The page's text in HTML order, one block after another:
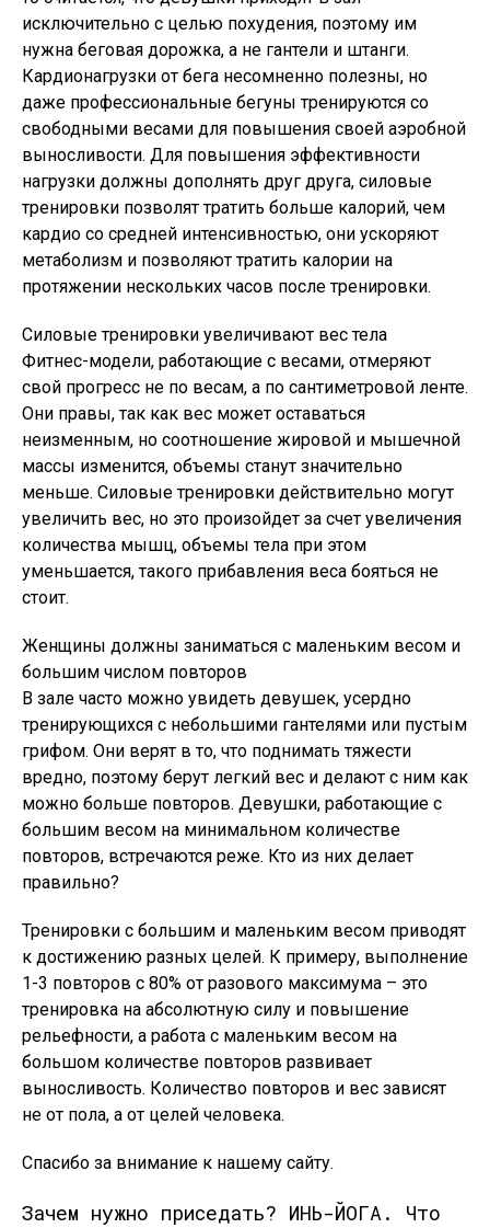
исключительно с целью похудения, поэтому им
нужна беговая дорожка, а не гантели и штанги.
Кардионагрузки от бега несомненно полезны, но
даже профессиональные бегуны тренируются со
свободными весами для повышения своей аэробной
выносливости. Для повышения эффективности
нагрузки должны дополнять друг друга, силовые
тренировки позволят тратить больше калорий, чем
кардио со средней интенсивностью, они ускоряют
метаболизм и позволяют тратить калории на
протяжении нескольких часов после тренировки.
Силовые тренировки увеличивают вес тела
Фитнес-модели, работающие с весами, отмеряют
свой прогресс не по весам, а по сантиметровой ленте.
Они правы, так как вес может оставаться
неизменным, но соотношение жировой и мышечной
массы изменится, объемы станут значительно
меньше. Силовые тренировки действительно могут
увеличить вес, но это произойдет за счет увеличения
количества мышц, объемы тела при этом
уменьшается, такого прибавления веса бояться не
стоит.
Женщины должны заниматься с маленьким весом и
большим числом повторов
В зале часто можно увидеть девушек, усердно
тренирующихся с небольшими гантелями или пустым
грифом. Они верят в то, что поднимать тяжести
вредно, поэтому берут легкий вес и делают с ним как
можно больше повторов. Девушки, работающие с
большим весом на минимальном количестве
повторов, встречаются реже. Кто из них делает
правильно?
Тренировки с большим и маленьким весом приводят
к достижению разных целей. К примеру, выполнение
1-3 повторов с 80% от разового максимума – это
тренировка на абсолютную силу и повышение
рельефности, а работа с маленьким весом на
большом количестве повторов развивает
выносливость. Количество повторов и вес зависят
не от пола, а от целей человека.
Спасибо за внимание к нашему сайту.
Зачем нужно приседать? ИНЬ-ЙОГА. Что